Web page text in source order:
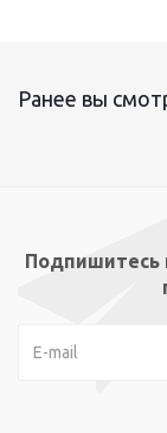
Ранее вы
Подпишитесь